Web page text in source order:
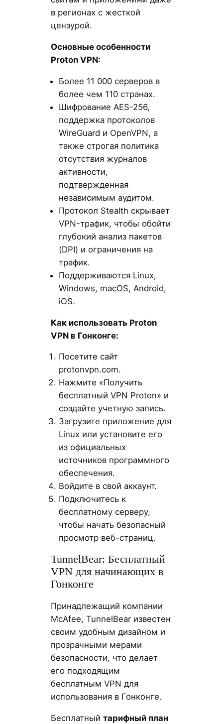
в регионах с жесткой
цензурой.
Основные особенности
Proton VPN:
Более 11 000 серверов в
более чем 110 странах.
Шифрование AES-256,
поддержка протоколов
WireGuard и OpenVPN, а
также строгая политика
отсутствия журналов
активности,
подтвержденная
независимым аудитом.
Протокол Stealth скрывает
VPN-трафик, чтобы обойти
глубокий анализ пакетов
(DPI) и ограничения на
трафик.
Поддерживаются Linux,
Windows, macOS, Android,
iOS.
Как использовать Proton
VPN в Гонконге:
Посетите сайт
protonvpn.com.
Нажмите «Получить
бесплатный VPN Proton» и
создайте учетную запись.
Загрузите приложение для
Linux или установите его
из официальных
источников программного
обеспечения.
Войдите в свой аккаунт.
Подключитесь к
бесплатному серверу,
чтобы начать безопасный
просмотр веб-страниц.
TunnelBear: Бесплатный
VPN для начинающих в
Гонконге
Принадлежащий компании
McAfee, TunnelBear известен
своим удобным дизайном и
прозрачными мерами
безопасности, что делает
его подходящим
бесплатным VPN для
использования в Гонконге.
Бесплатный тарифный план